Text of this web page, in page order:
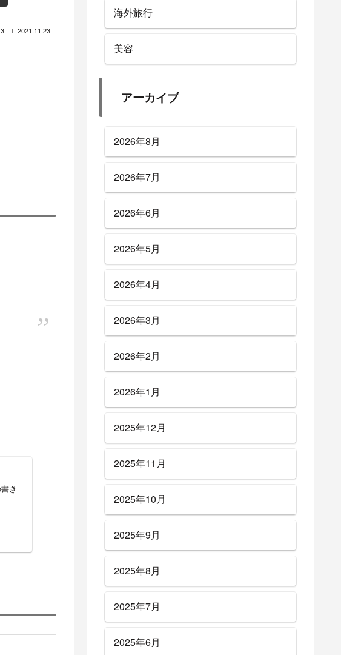
海外旅行
美容
アーカイブ
2026年8月
2026年7月
2026年6月
2026年5月
2026年4月
2026年3月
2026年2月
2026年1月
2025年12月
2025年11月
2025年10月
2025年9月
2025年8月
2025年7月
2025年6月